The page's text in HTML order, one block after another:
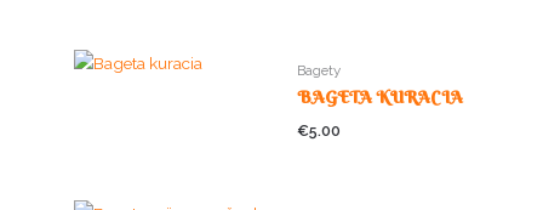
Bagety
BAGETA KURACIA
€5.00